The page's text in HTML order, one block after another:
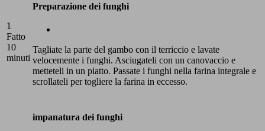
1
Fatto
10
minuti
Preparazione dei funghi
Tagliate la parte del gambo con il terriccio e lavate
velocemente i funghi. Asciugateli con un canovaccio e
metteteli in un piatto. Passate i funghi nella farina integrale e
scrollateli per togliere la farina in eccesso.
impanatura dei funghi